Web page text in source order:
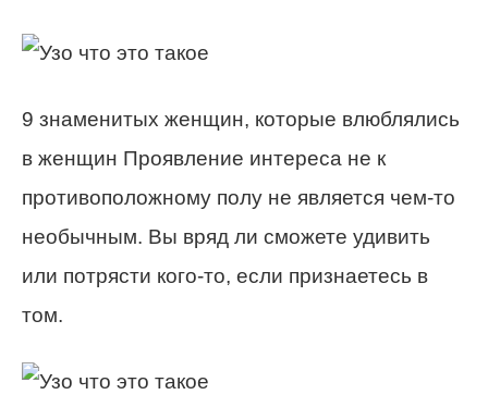
9 знаменитых женщин, которые влюблялись
в женщин Проявление интереса не к
противоположному полу не является чем-то
необычным. Вы вряд ли сможете удивить
или потрясти кого-то, если признаетесь в
том.